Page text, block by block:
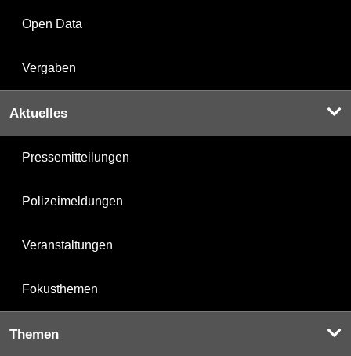
Open Data
Vergaben
Aktuelles
Pressemitteilungen
Polizeimeldungen
Veranstaltungen
Fokusthemen
Themen